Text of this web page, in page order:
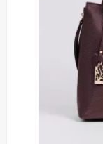
в корзину